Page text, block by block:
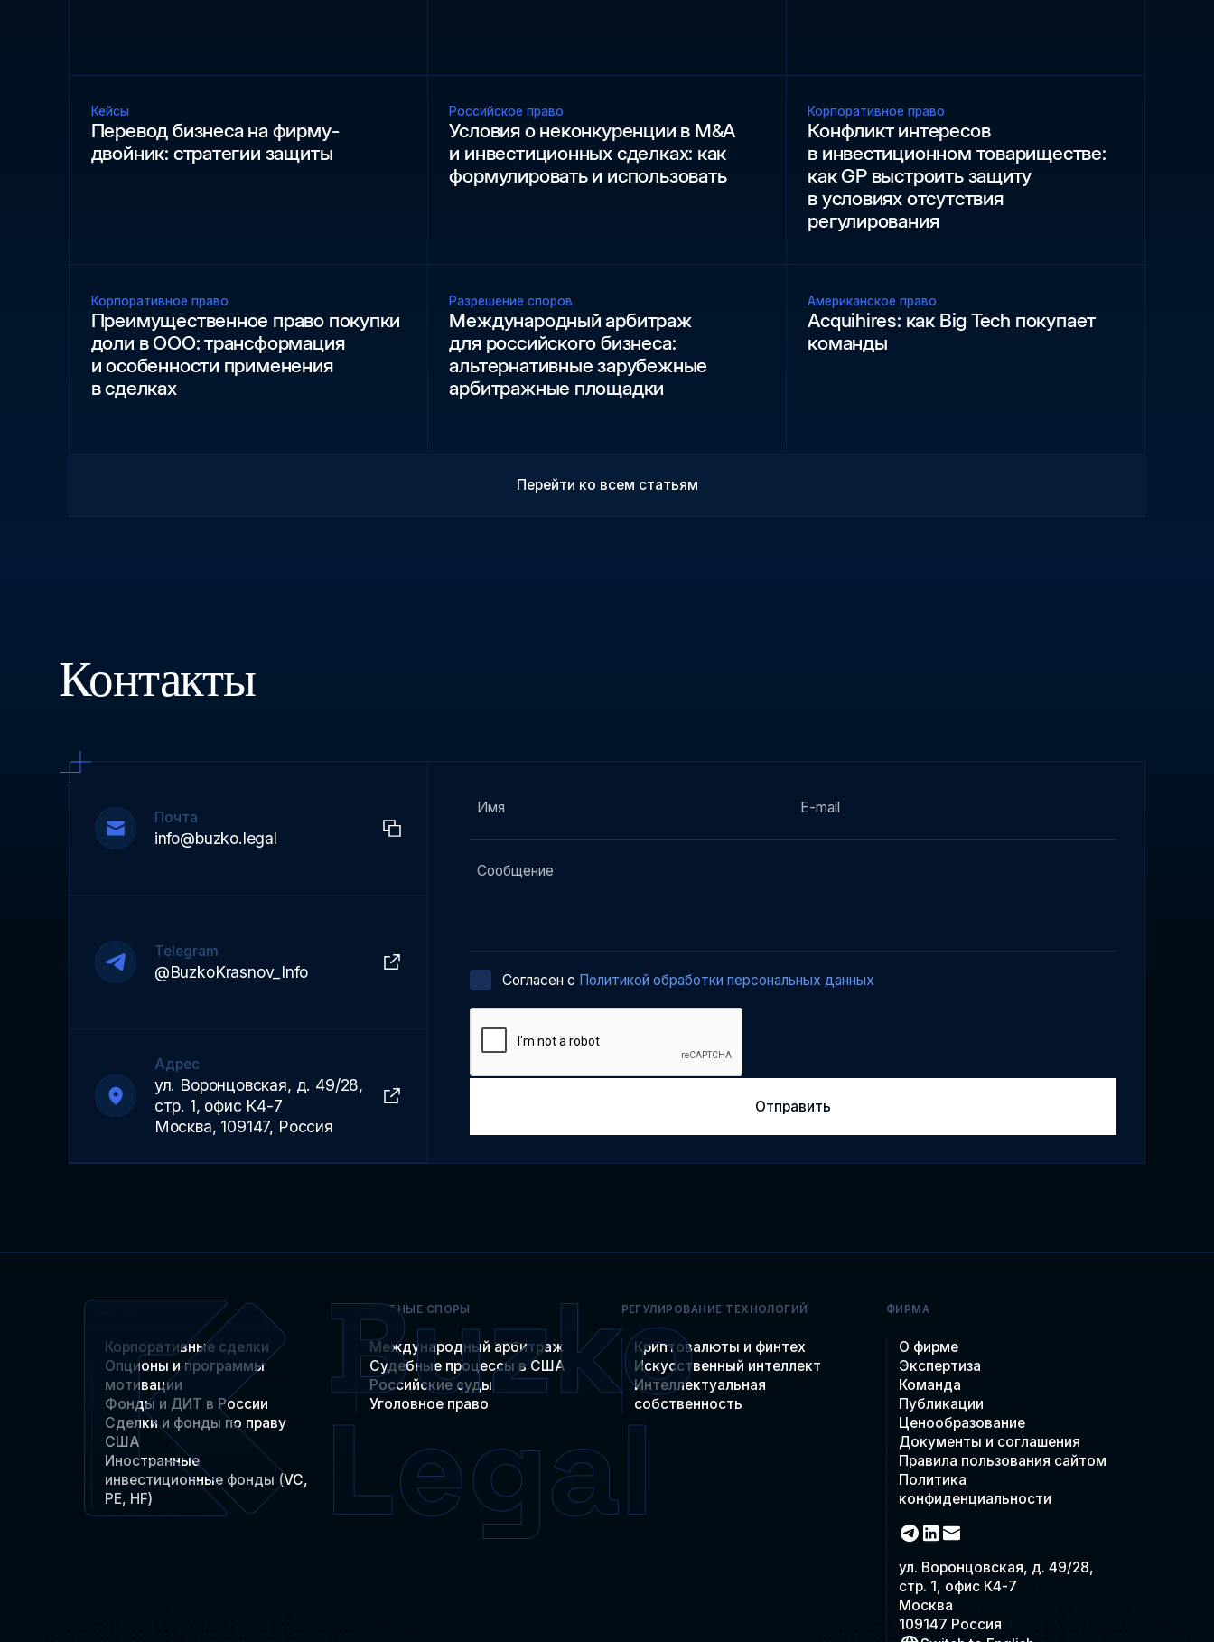
Кейсы
Перевод бизнеса на фирму-
двойник: стратегии защиты
Российское право
Условия о неконкуренции в M&A
и инвестиционных сделках: как
формулировать и использовать
Корпоративное право
Конфликт интересов
в инвестиционном товариществе:
как GP выстроить защиту
в условиях отсутствия
регулирования
Корпоративное право
Преимущественное право покупки
доли в ООО: трансформация
и особенности применения
в сделках
Разрешение споров
Международный арбитраж
для российского бизнеса:
альтернативные зарубежные
арбитражные площадки
Американское право
Acquihires: как Big Tech покупает
команды
Перейти ко всем статьям
Контакты
Почта
info@buzko.legal
Telegram
@BuzkoKrasnov_Info
Адрес
ул. Воронцовская, д. 49/28,
стр. 1, офис К4-7
Москва, 109147, Россия
Cогласен с Политикой обработки персональных данных
Корпоративные сделки
Опционы и программы
мотивации
Фонды и ДИТ в России
Сделки и фонды по праву
США
Иностранные
инвестиционные фонды (VC,
PE, HF)
СУДЕБНЫЕ СПОРЫ
Международный арбитраж
Судебные процессы в США
Российские суды
Уголовное право
РЕГУЛИРОВАНИЕ ТЕХНОЛОГИЙ
Криптовалюты и финтех
Искусственный интеллект
Интеллектуальная
собственность
ФИРМА
О фирме
Экспертиза
Команда
Публикации
Ценообразование
Документы и соглашения
Правила пользования сайтом
Политика
конфиденциальности
ул. Воронцовская, д. 49/28,
стр. 1, офис К4-7
Москва
109147 Россия